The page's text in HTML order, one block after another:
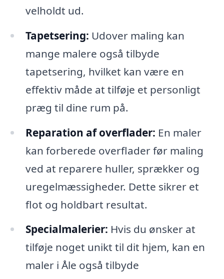
velholdt ud.
Tapetsering: Udover maling kan
mange malere også tilbyde
tapetsering, hvilket kan være en
effektiv måde at tilføje et personligt
præg til dine rum på.
Reparation af overflader: En maler
kan forberede overflader før maling
ved at reparere huller, sprækker og
uregelmæssigheder. Dette sikrer et
flot og holdbart resultat.
Specialmalerier: Hvis du ønsker at
tilføje noget unikt til dit hjem, kan en
maler i Åle også tilbyde